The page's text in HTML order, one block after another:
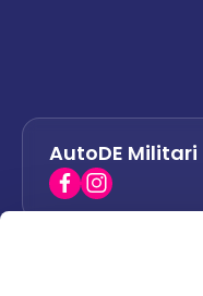
AutoDE Militari